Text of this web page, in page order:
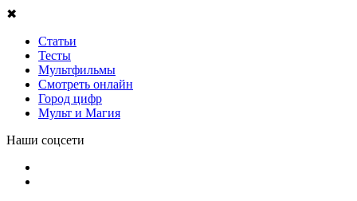
✖
Статьи
Тесты
Мультфильмы
Смотреть онлайн
Город цифр
Мульт и Магия
Наши соцсети